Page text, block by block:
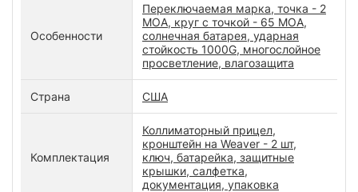
Особенности
Переключаемая марка, точка - 2
MOA, круг с точкой - 65 MOA,
солнечная батарея, ударная
стойкость 1000G, многослойное
просветление, влагозащита
Страна США
Комплектация
Коллиматорный прицел,
кронштейн на Weaver - 2 шт,
ключ, батарейка, защитные
крышки, салфетка,
документация, упаковка